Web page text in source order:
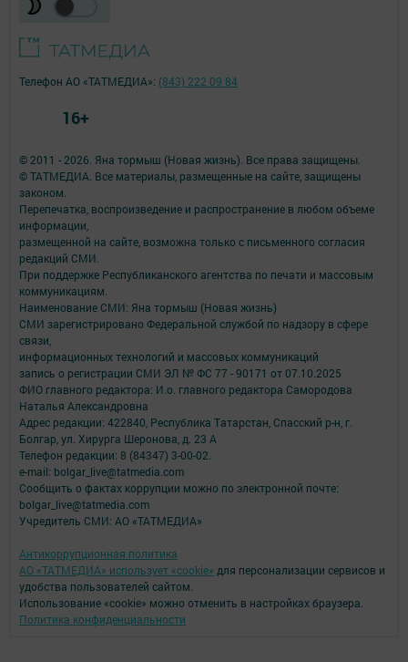
© 2011 - 2026. Яна тормыш (Новая жизнь). Все права защищены.
© ТАТМЕДИА. Все материалы, размещенные на сайте, защищены
законом.
Перепечатка, воспроизведение и распространение в любом объеме
информации,
размещенной на сайте, возможна только с письменного согласия
редакций СМИ.
При поддержке Республиканского агентства по печати и массовым
коммуникациям.
Наименование СМИ: Яна тормыш (Новая жизнь)
СМИ зарегистрировано Федеральной службой по надзору в сфере
связи,
информационных технологий и массовых коммуникаций
запись о регистрации СМИ ЭЛ № ФС 77 - 90171 от 07.10.2025
ФИО главного редактора: И.о. главного редактора Самородова
Наталья Александровна
Адрес редакции: 422840, Республика Татарстан, Спасский р-н, г.
Болгар, ул. Хирурга Шеронова, д. 23 А
Телефон редакции: 8 (84347) 3-00-02.
e-mail: bolgar_live@tatmedia.com
Сообщить о фактах коррупции можно по электронной почте:
bolgar_live@tatmedia.com
Учредитель СМИ: АО «ТАТМЕДИА»
Антикоррупционная политика
АО «ТАТМЕДИА» использует «cookie» для персонализации сервисов и
удобства пользователей сайтом.
Использование «cookie» можно отменить в настройках браузера.
Политика конфиденциальности
Телефон АО «ТАТМЕДИА»: (843) 222 09 84
16+